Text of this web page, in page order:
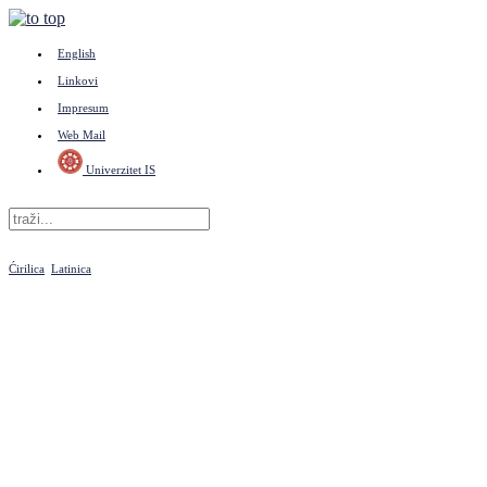
English
Linkovi
Impresum
Web Mail
Univerzitet IS
Ćirilica Latinica